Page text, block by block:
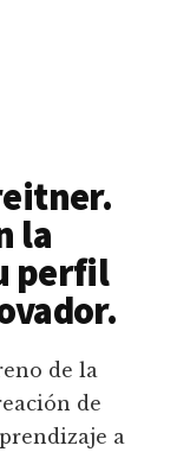
la
perfil
de la
de
a